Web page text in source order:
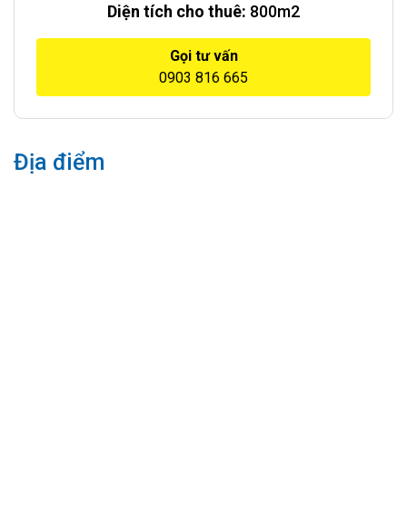
Diện tích cho thuê: 800m2
Gọi tư vấn
0903 816 665
Địa điểm